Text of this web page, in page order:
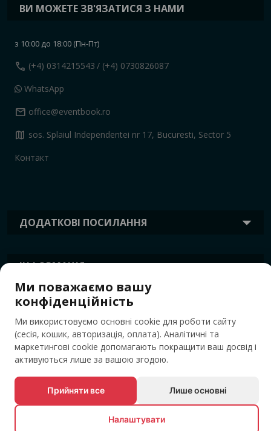
ДОДАТКОВІ ПОСИЛАННЯ
ІНФОРМАЦІЯ
ВИ МОЖЕТЕ ЗВ'ЯЗАТИСЯ З НАМИ
з 10:00 до 18:00 (Пн-Пт)
call (+4) 0314215543 / (+4) 0730826087
WhatsApp
mail office@eventbook.ro
map sos. Splaiul Independentei nr 17, Bucuresti, Sector 5
Контакт
ТЕГИ
Ми поважаємо вашу
конфіденційність
Ми використовуємо основні cookie для роботи сайту
(сесія, кошик, авторизація, оплата). Аналітичні та
маркетингові cookie допомагають покращити ваш досвід і
активуються лише за вашою згодою.
Прийняти все Лише основні
Налаштувати